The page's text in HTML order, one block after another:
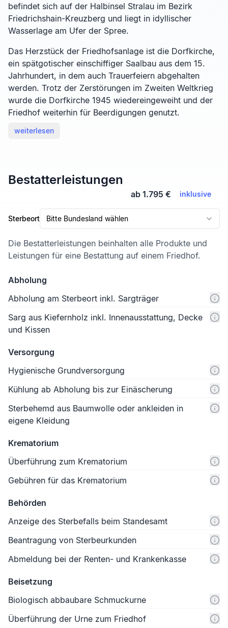
befindet sich auf der Halbinsel Stralau im Bezirk
Friedrichshain-Kreuzberg und liegt in idyllischer
Wasserlage am Ufer der Spree.
Das Herzstück der Friedhofsanlage ist die Dorfkirche,
ein spätgotischer einschiffiger Saalbau aus dem 15.
Jahrhundert, in dem auch Trauerfeiern abgehalten
werden. Trotz der Zerstörungen im Zweiten Weltkrieg
wurde die Dorfkirche 1945 wiedereingeweiht und der
Friedhof weiterhin für Beerdigungen genutzt.
weiterlesen
Bestatterleistungen
ab 1.795 € inklusive
Sterbeort Bitte Bundesland wählen
Die Bestatterleistungen beinhalten alle Produkte und
Leistungen für eine Bestattung auf einem Friedhof.
Abholung
Abholung am Sterbeort inkl. Sargträger
Sarg aus Kiefernholz inkl. Innenausstattung, Decke
und Kissen
Versorgung
Hygienische Grundversorgung
Kühlung ab Abholung bis zur Einäscherung
Sterbehemd aus Baumwolle oder ankleiden in
eigene Kleidung
Krematorium
Überführung zum Krematorium
Gebühren für das Krematorium
Behörden
Anzeige des Sterbefalls beim Standesamt
Beantragung von Sterbeurkunden
Abmeldung bei der Renten- und Krankenkasse
Beisetzung
Biologisch abbaubare Schmuckurne
Überführung der Urne zum Friedhof